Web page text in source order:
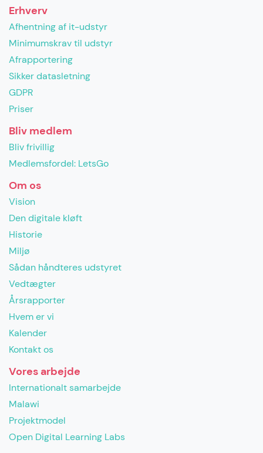
Erhverv
Afhentning af it-udstyr
Minimumskrav til udstyr
Afrapportering
Sikker datasletning
GDPR
Priser
Bliv medlem
Bliv frivillig
Medlemsfordel: LetsGo
Om os
Vision
Den digitale kløft
Historie
Miljø
Sådan håndteres udstyret
Vedtægter
Årsrapporter
Hvem er vi
Kalender
Kontakt os
Vores arbejde
Internationalt samarbejde
Malawi
Projektmodel
Open Digital Learning Labs